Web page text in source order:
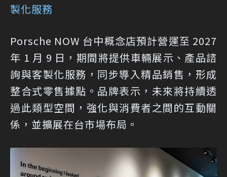
製化服務
Porsche NOW 台中概念店預計營運至 2027
年 1 月 9 日，期間將提供車輛展示、產品諮
詢與客製化服務，同步導入精品銷售，形成
整合式零售據點。品牌表示，未來將持續透
過此類型空間，強化與消費者之間的互動關
係，並擴展在台市場布局。